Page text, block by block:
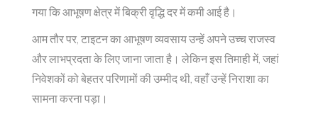
गया कि आभूषण क्षेत्र में बिक्री वृद्धि दर में कमी आई है।
आम तौर पर, टाइटन का आभूषण व्यवसाय उन्हें अपने उच्च राजस्व
और लाभप्रदता के लिए जाना जाता है। लेकिन इस तिमाही में, जहां
निवेशकों को बेहतर परिणामों की उम्मीद थी, वहाँ उन्हें निराशा का
सामना करना पड़ा।